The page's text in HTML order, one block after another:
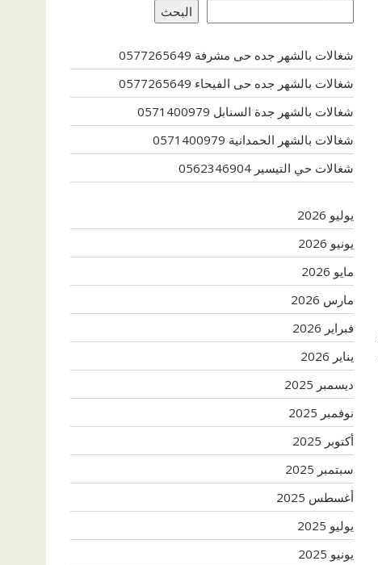
البحث
شغالات بالشهر جده حى مشرفة 0577265649
شغالات بالشهر جده حى الفيحاء 0577265649
شغالات بالشهر جدة السنابل 0571400979
شغالات بالشهر الحمدانية 0571400979
شغالات حي التيسير 0562346904
يوليو 2026
يونيو 2026
مايو 2026
مارس 2026
فبراير 2026
يناير 2026
ديسمبر 2025
نوفمبر 2025
أكتوبر 2025
سبتمبر 2025
أغسطس 2025
يوليو 2025
يونيو 2025